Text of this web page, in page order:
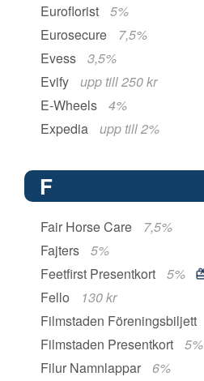
Euroflorist
5%
Eurosecure
7,5%
Evess
3,5%
Evify
upp till 250 kr
E-Wheels
4%
Expedia
upp till 2%
F
Fair Horse Care
7,5%
Fajters
5%
Feetfirst Presentkort
5%
Fello
130 kr
Filmstaden Föreningsbiljett
Filmstaden Presentkort
5%
Filur Namnlappar
6%